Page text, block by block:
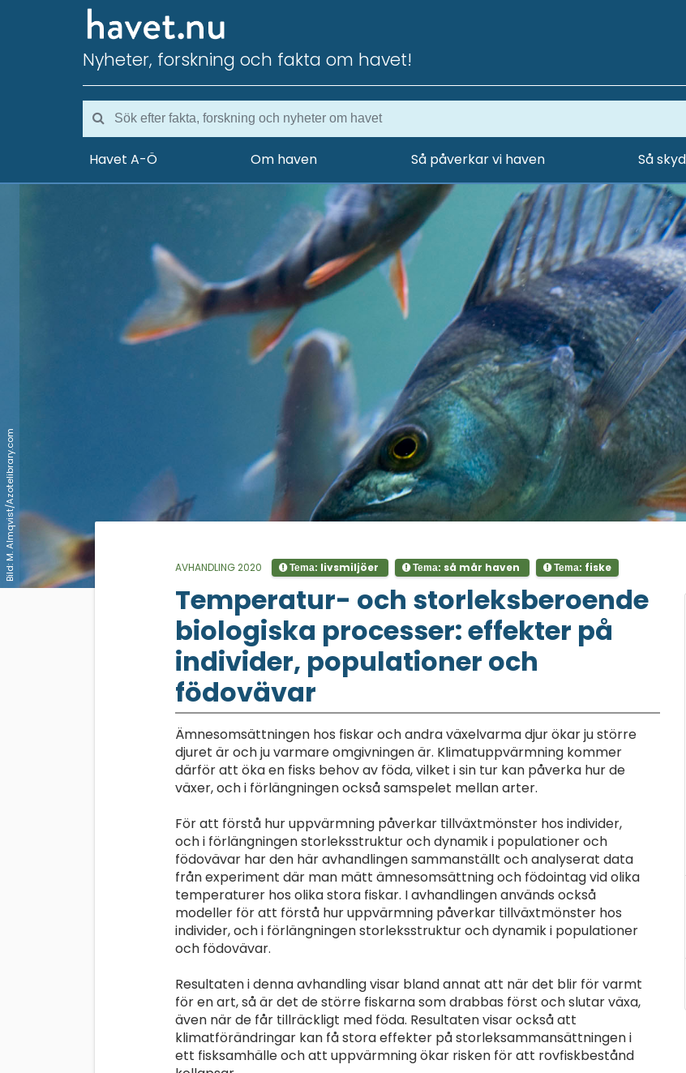
Nyheter, forskning och fakta om havet!
Havet A-Ö Om haven Så påverkar vi haven Så
Bild: M. Almqvist/Azotelibrary.com AVHANDLING 2020 Tema: livsmiljöer Tema: så mår haven Tema: fiske
Temperatur- och storleksberoende
biologiska processer: effekter på
individer, populationer och
födovävar
Ämnesomsättningen hos fiskar och andra växelvarma djur ökar ju större
djuret är och ju varmare omgivningen är. Klimatuppvärmning kommer
därför att öka en fisks behov av föda, vilket i sin tur kan påverka hur de
växer, och i förlängningen också samspelet mellan arter.
För att förstå hur uppvärmning påverkar tillväxtmönster hos individer,
och i förlängningen storleksstruktur och dynamik i populationer och
födovävar har den här avhandlingen sammanställt och analyserat data
från experiment där man mätt ämnesomsättning och födointag vid olika
temperaturer hos olika stora fiskar. I avhandlingen används också
modeller för att förstå hur uppvärmning påverkar tillväxtmönster hos
individer, och i förlängningen storleksstruktur och dynamik i populationer
och födovävar.
Resultaten i denna avhandling visar bland annat att när det blir för varmt
för en art, så är det de större fiskarna som drabbas först och slutar växa,
även när de får tillräckligt med föda. Resultaten visar också att
klimatförändringar kan få stora effekter på storleksammansättningen i
ett fisksamhälle och att uppvärmning ökar risken för att rovfiskbestånd